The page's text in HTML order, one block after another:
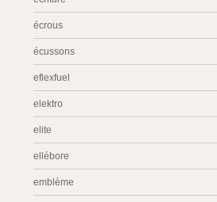
écrous
écussons
eflexfuel
elektro
elite
ellébore
emblème